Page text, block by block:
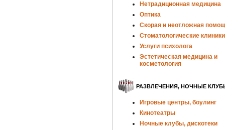
Нетрадиционная медицина
Оптика
Скорая и неотложная
Стоматологические клиники
Услуги психолога
Эстетическая медицина и
косметология
РАЗВЛЕЧЕНИЯ, НОЧНЫЕ
Игровые центры, боулинг
Кинотеатры
Ночные клубы, дискотеки